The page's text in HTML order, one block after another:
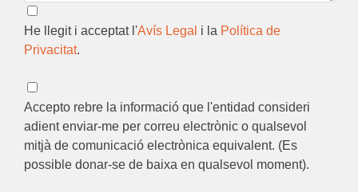
He llegit i acceptat l'Avís Legal i la Política de
Privacitat.
Accepto rebre la informació que l'entidad consideri
adient enviar-me per correu electrònic o qualsevol
mitjà de comunicació electrònica equivalent. (Es
possible donar-se de baixa en qualsevol moment).